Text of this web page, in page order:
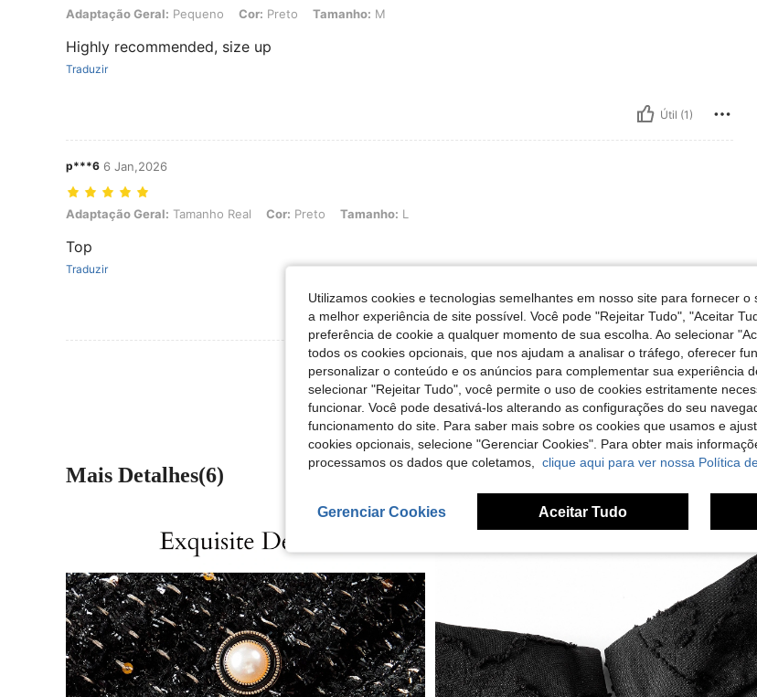
Adaptação Geral: Pequeno, Cor: Preto, Tamanho: M
Adaptação Geral: Pequeno Cor: Preto Tamanho: M
Highly recommended, size up
Traduzir
Útil (1)
p***6 6 Jan,2026
Adaptação Geral: Tamanho Real, Cor: Preto, Tamanho: L
Adaptação Geral: Tamanho Real Cor: Preto Tamanho: L
Top
Traduzir
Útil (2)
Ver Mais Avaliações
Mais Detalhes(6)
Utilizamos cookies e tecnologias semelhantes em nosso site para fornecer
a melhor experiência de site possível. Você pode "Rejeitar Tudo", "Aceitar
preferência de cookie a qualquer momento de sua escolha. Ao selecionar
todos os cookies opcionais, que nos ajudam a analisar o tráfego, oferecer
personalizar o conteúdo e os anúncios para complementar sua experiência
selecionar "Rejeitar Tudo", você permite o uso de cookies estritamente
funcionar. Você pode desativá-los alterando as configurações do seu
funcionamento do site. Para saber mais sobre os cookies que usamos e
cookies opcionais, selecione "Gerenciar Cookies". Para obter mais
processamos os dados que coletamos, clique aqui para ver nossa Política
Gerenciar Cookies Aceitar Tudo